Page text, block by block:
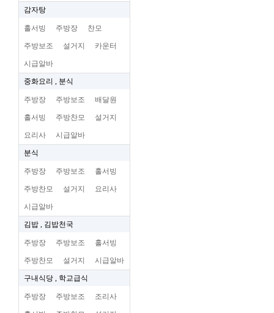
감자탕
홀서빙 주방장 찬모
주방보조 설거지 카운터
시급알바
중화요리 , 분식
주방장 주방보조 배달원
홀서빙 주방찬모 설거지
요리사 시급알바
분식
주방장 주방보조 홀서빙
주방찬모 설거지 요리사
시급알바
김밥 , 김밥천국
주방장 주방보조 홀서빙
주방찬모 설거지 시급알바
구내식당 , 학교급식
주방장 주방보조 조리사